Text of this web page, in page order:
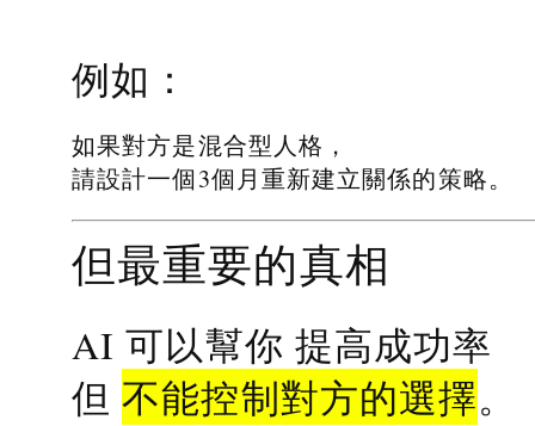
例如：
如果對方是混合型人格，
請設計一個3個月重新建立關係的策略。
但最重要的真相
AI 可以幫你 提高成功率
但不能控制對方的選擇。